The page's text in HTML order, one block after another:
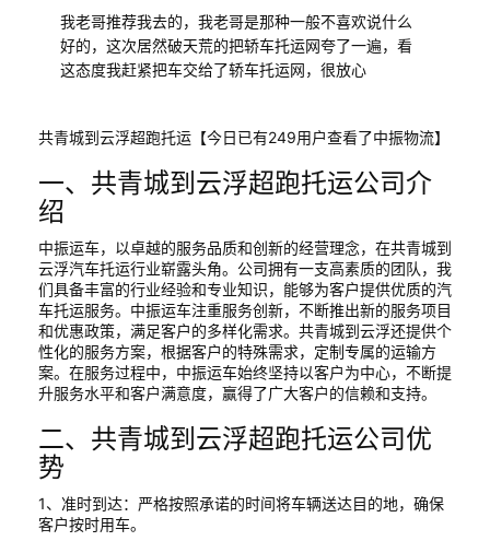
我老哥推荐我去的，我老哥是那种一般不喜欢说什么
好的，这次居然破天荒的把轿车托运网夸了一遍，看
这态度我赶紧把车交给了轿车托运网，很放心
共青城到云浮超跑托运【今日已有249用户查看了中振物流】
一、共青城到云浮超跑托运公司介
绍
中振运车，以卓越的服务品质和创新的经营理念，在共青城到
云浮汽车托运行业崭露头角。公司拥有一支高素质的团队，我
们具备丰富的行业经验和专业知识，能够为客户提供优质的汽
车托运服务。中振运车注重服务创新，不断推出新的服务项目
和优惠政策，满足客户的多样化需求。共青城到云浮还提供个
性化的服务方案，根据客户的特殊需求，定制专属的运输方
案。在服务过程中，中振运车始终坚持以客户为中心，不断提
升服务水平和客户满意度，赢得了广大客户的信赖和支持。
二、共青城到云浮超跑托运公司优
势
1、准时到达：严格按照承诺的时间将车辆送达目的地，确保
客户按时用车。